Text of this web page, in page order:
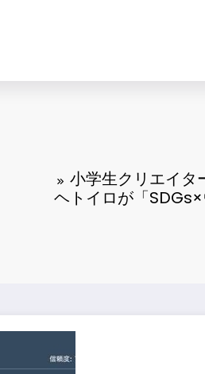
小学生クリエイタ
ヘトイロが「